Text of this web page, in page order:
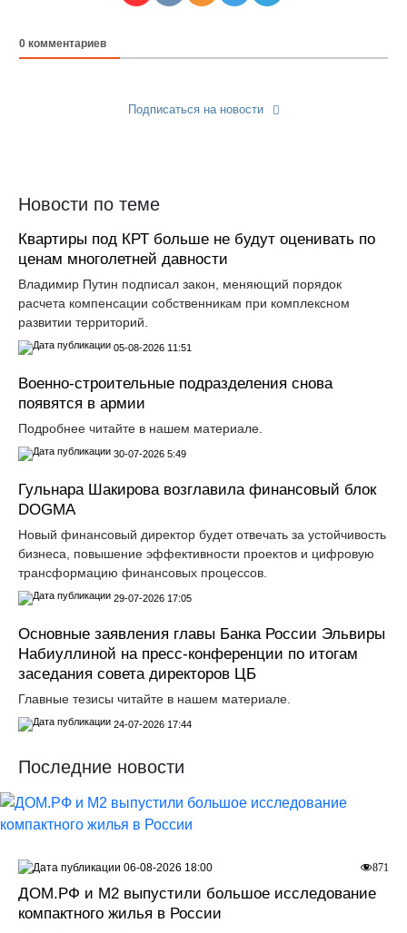
0 комментариев
Подписаться на новости
Новости по теме
Квартиры под КРТ больше не будут оценивать по
ценам многолетней давности
Владимир Путин подписал закон, меняющий порядок
расчета компенсации собственникам при комплексном
развитии территорий.
05-08-2026 11:51
Военно-строительные подразделения снова
появятся в армии
Подробнее читайте в нашем материале.
30-07-2026 5:49
Гульнара Шакирова возглавила финансовый блок
DOGMA
Новый финансовый директор будет отвечать за устойчивость
бизнеса, повышение эффективности проектов и цифровую
трансформацию финансовых процессов.
29-07-2026 17:05
Основные заявления главы Банка России Эльвиры
Набиуллиной на пресс-конференции по итогам
заседания совета директоров ЦБ
Главные тезисы читайте в нашем материале.
24-07-2026 17:44
Последние новости
ДOМ.PФ и М2 выпустили большое исследование
компактного жилья в России
871
06-08-2026 18:00